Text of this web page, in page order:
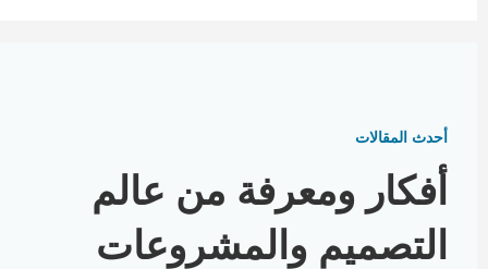
أحدث المقالات
أفكار ومعرفة من عالم
التصميم والمشروعات